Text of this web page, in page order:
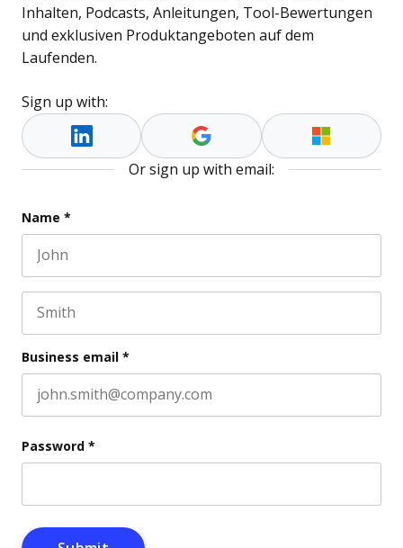
Inhalten, Podcasts, Anleitungen, Tool-Bewertungen
und exklusiven Produktangeboten auf dem
Laufenden.
Sign up with:
Or sign up with email:
Company
This field is for validation purposes and should be
Name *
Business email *
Password *